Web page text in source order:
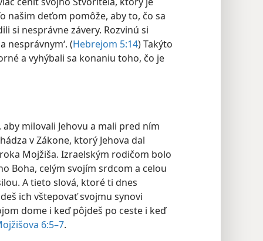
našim deťom pomôže, aby to, čo sa
si nesprávne závery. Rozvinú si
nesprávnym‘. (Hebrejom 5:14) Takýto
a vyhýbali sa konaniu toho, čo je
milovali Jehovu a mali pred ním
v Zákone, ktorý Jehova dal
Mojžiša. Izraelským rodičom bolo
Boha, celým svojím srdcom a celou
A tieto slová, ktoré ti dnes
ich vštepovať svojmu synovi
dome i keď pôjdeš po ceste i keď
6:5–7.